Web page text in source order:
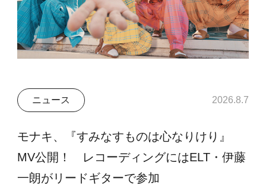
ニュース 2026.8.7
モナキ、『すみなすものは心なりけり』
MV公開！ レコーディングにはELT・伊藤
一朗がリードギターで参加